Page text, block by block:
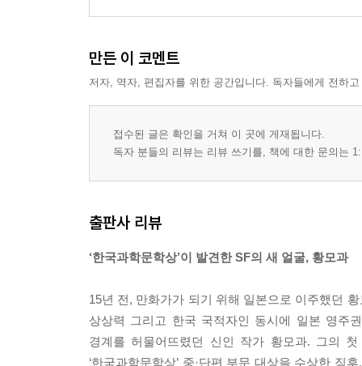
만든 이 코멘트
저자, 역자, 편집자를 위한 공간입니다. 독자들에게 전하
접수된 글은 확인을 거쳐 이 곳에 게재됩니다.
독자 분들의 리뷰는 리뷰 쓰기를, 책에 대한 문의는
출판사 리뷰
‘한국과학문학상’이 발견한 SF의 새 얼굴, 황모과
15년 전, 만화가가 되기 위해 일본으로 이주했던
상상력 그리고 한국 국적자인 동시에 일본 영주
경계를 허물어뜨렸던 신인 작가 황모과. 그의
‘한국과학문학상’ 중·단편 부문 대상을 수상한 직